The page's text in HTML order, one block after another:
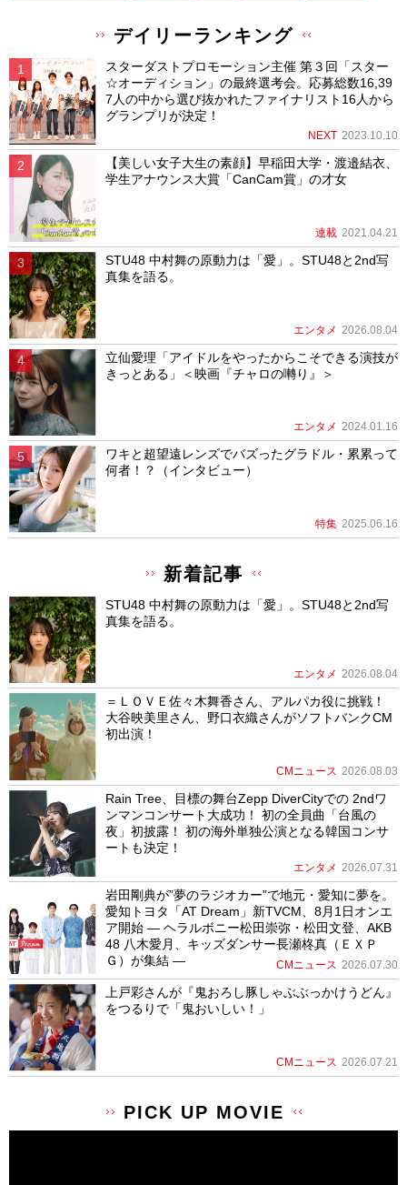
デイリーランキング
スターダストプロモーション主催 第３回「スター
☆オーディション」の最終選考会。応募総数16,39
7人の中から選び抜かれたファイナリスト16人から
グランプリが決定！
NEXT 2023.10.10
【美しい女子大生の素顔】早稲田大学・渡邉結衣、
学生アナウンス大賞「CanCam賞」の才女
連載 2021.04.21
STU48 中村舞の原動力は「愛」。STU48と2nd写
真集を語る。
エンタメ 2026.08.04
立仙愛理「アイドルをやったからこそできる演技が
きっとある」＜映画『チャロの囀り』＞
エンタメ 2024.01.16
ワキと超望遠レンズでバズったグラドル・累累って
何者！？（インタビュー）
特集 2025.06.16
新着記事
STU48 中村舞の原動力は「愛」。STU48と2nd写
真集を語る。
エンタメ 2026.08.04
＝ＬＯＶＥ佐々木舞香さん、アルパカ役に挑戦！
大谷映美里さん、野口衣織さんがソフトバンクCM
初出演！
CMニュース 2026.08.03
Rain Tree、目標の舞台Zepp DiverCityでの 2ndワ
ンマンコンサート大成功！ 初の全員曲「台風の
夜」初披露！ 初の海外単独公演となる韓国コンサ
ートも決定！
エンタメ 2026.07.31
岩田剛典が”夢のラジオカー”で地元・愛知に夢を。
愛知トヨタ「AT Dream」新TVCM、8月1日オンエ
ア開始 ― ヘラルボニー松田崇弥・松田文登、AKB
48 八木愛月、キッズダンサー長瀬柊真（ＥＸＰ
Ｇ）が集結 ―
CMニュース 2026.07.30
上戸彩さんが『鬼おろし豚しゃぶぶっかけうどん』
をつるりで「鬼おいしい！」
CMニュース 2026.07.21
PICK UP MOVIE